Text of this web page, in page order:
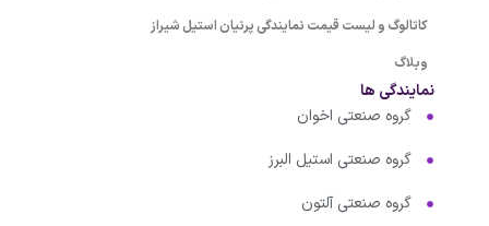
کاتالوگ و لیست قیمت نمایندگی پرنیان استیل شیراز
وبلاگ
نمایندگی ها
گروه صنعتی اخوان
گروه صنعتی استیل البرز
گروه صنعتی آلتون